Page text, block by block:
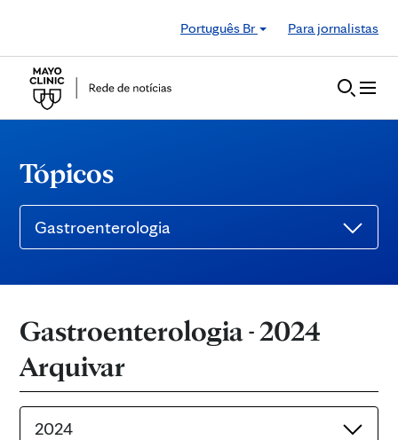
Português Br
Para jornalistas
Tópicos
Gastroenterologia
Gastroenterologia - 2024
Arquivar
2024